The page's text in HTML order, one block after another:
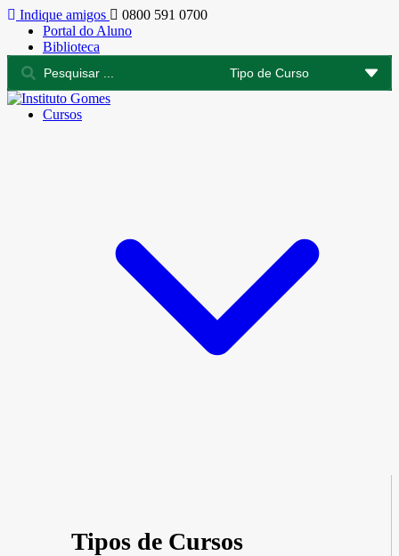
Indique amigos
0800 591 0700
Portal do Aluno
Biblioteca
Cursos
Tipos de Cursos